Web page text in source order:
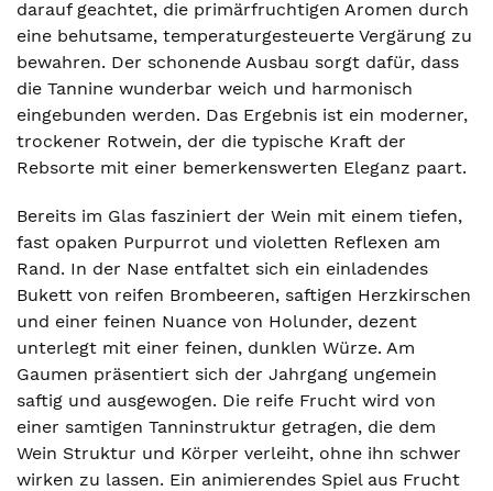
darauf geachtet, die primärfruchtigen Aromen durch
eine behutsame, temperaturgesteuerte Vergärung zu
bewahren. Der schonende Ausbau sorgt dafür, dass
die Tannine wunderbar weich und harmonisch
eingebunden werden. Das Ergebnis ist ein moderner,
trockener Rotwein, der die typische Kraft der
Rebsorte mit einer bemerkenswerten Eleganz paart.
Bereits im Glas fasziniert der Wein mit einem tiefen,
fast opaken Purpurrot und violetten Reflexen am
Rand. In der Nase entfaltet sich ein einladendes
Bukett von reifen Brombeeren, saftigen Herzkirschen
und einer feinen Nuance von Holunder, dezent
unterlegt mit einer feinen, dunklen Würze. Am
Gaumen präsentiert sich der Jahrgang ungemein
saftig und ausgewogen. Die reife Frucht wird von
einer samtigen Tanninstruktur getragen, die dem
Wein Struktur und Körper verleiht, ohne ihn schwer
wirken zu lassen. Ein animierendes Spiel aus Frucht